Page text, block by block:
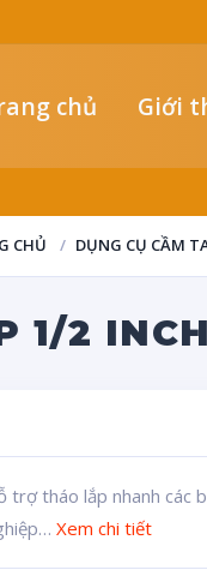
chủ Giới
CHỦ DỤNG CỤ CẦM
1/2
trợ tháo lắp nhanh các
Xem chi tiết